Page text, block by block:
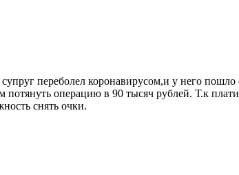
переболел коронавирусом,и у него пошло
операцию в 90 тысяч рублей. Т.к
снять очки.